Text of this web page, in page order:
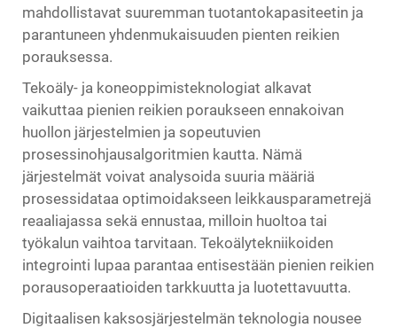
mahdollistavat suuremman tuotantokapasiteetin ja
parantuneen yhdenmukaisuuden pienten reikien
porauksessa.
Tekoäly- ja koneoppimisteknologiat alkavat
vaikuttaa pienien reikien poraukseen ennakoivan
huollon järjestelmien ja sopeutuvien
prosessinohjausalgoritmien kautta. Nämä
järjestelmät voivat analysoida suuria määriä
prosessidataa optimoidakseen leikkausparametrejä
reaaliajassa sekä ennustaa, milloin huoltoa tai
työkalun vaihtoa tarvitaan. Tekoälytekniikoiden
integrointi lupaa parantaa entisestään pienien reikien
porausoperaatioiden tarkkuutta ja luotettavuutta.
Digitaalisen kaksosjärjestelmän teknologia nousee